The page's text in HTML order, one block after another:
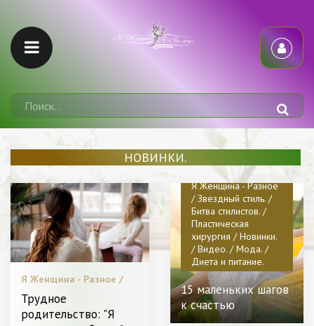
НОВИНКИ.
Я Женщина - Разное /
Звездный стиль. / С чем
носить. / Пластическая
хирургия / Новинки. /
Трудное
родительство: "Я
Я Женщина - Разное
/ Звездный стиль. /
Битва стилистов. /
Пластическая
хирургия / Новинки.
/ Видео. / Мода. /
Диета и питание.
15 маленьких шагов
к счастью